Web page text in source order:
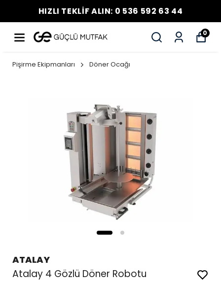
HIZLI TEKLİF ALIN: 0 536 592 63 44
0
Pişirme Ekipmanları Döner Ocağı
ATALAY
Atalay 4 Gözlü Döner Robotu